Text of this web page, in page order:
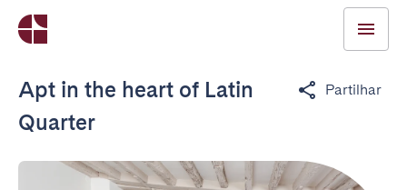
Apt in the heart of Latin
Quarter
Partilhar